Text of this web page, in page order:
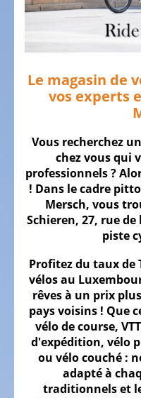
NOUS
NOTRE
LE
Vélos
d'enfant
Vélos
de
course,
vélos
triathlon,
vélos
contre
la
montre
Vélos
gravel
Vélos
Le magasin de
vos experts
Vous recherchez
chez vous qui
professionnels ?
! Dans le cadre
Mersch, vous
Schieren, 27, rue
piste
Profitez du taux de
vélos au
rêves à un prix
pays voisins ! Que
vélo de course,
d'expédition, vélo
ou vélo couché :
adapté à
traditionnels et